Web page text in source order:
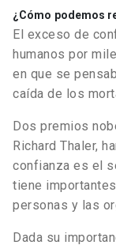
¿Cómo podemos
El exceso de
humanos por
en que se
caída de los
Dos premios
Richard Thaler,
confianza es el
tiene
personas y las
Dada su